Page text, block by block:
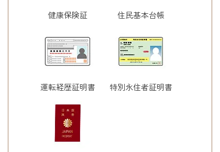
健康保険証 住民基本台帳
運転経歴証明書 特別永住者証明書